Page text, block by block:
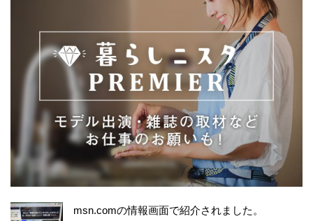
msn.comの情報画面で紹介されました。